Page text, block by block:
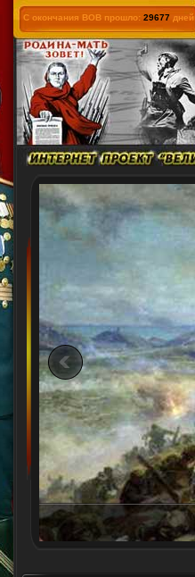
С окончания ВОВ прошло: 29677 дней